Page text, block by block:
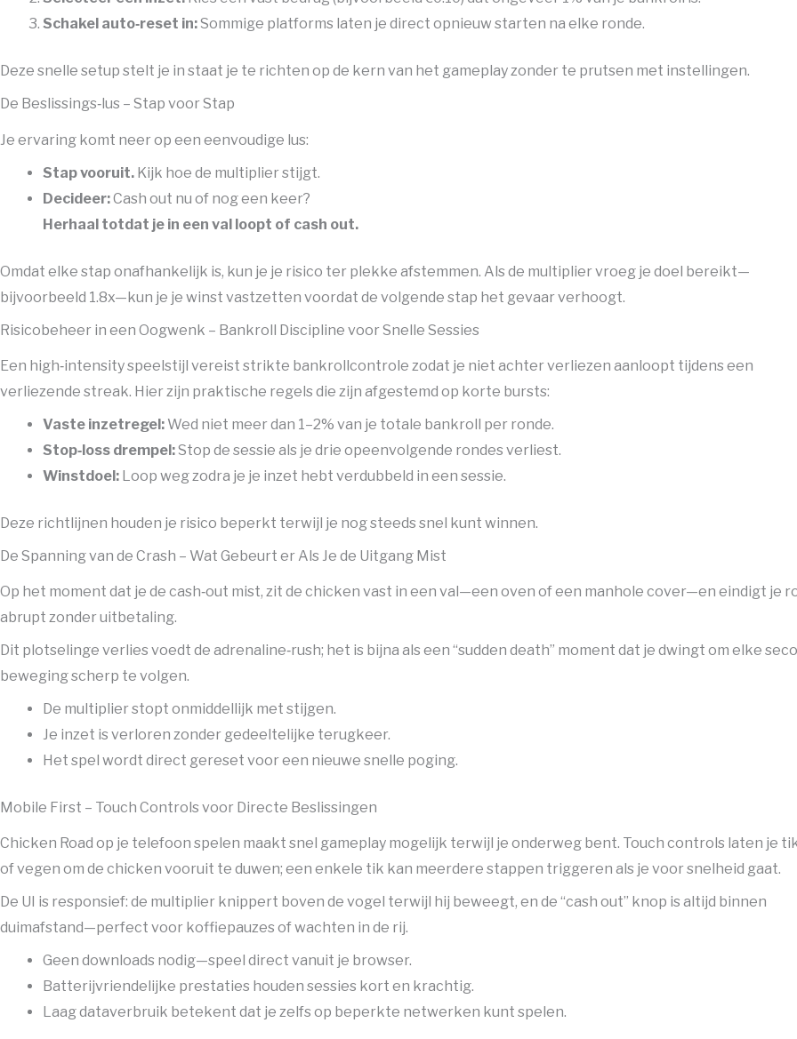
Schakel auto‑reset in:Sommige platforms laten je direct opnieuw starten na elke ronde.
Deze snelle setup stelt je in staat je te richten op de kern van het gameplay zonder te prutsen met instellingen.
De Beslissings‑lus – Stap voor Stap
Je ervaring komt neer op een eenvoudige lus:
Stap vooruit. Kijk hoe de multiplier stijgt.
Decideer:Cash out nu of nog een keer?
Herhaal totdat je in een val loopt of cash out.
Omdat elke stap onafhankelijk is, kun je je risico ter plekke afstemmen. Als de multiplier vroeg je doel bereikt—
bijvoorbeeld 1.8x—kun je je winst vastzetten voordat de volgende stap het gevaar verhoogt.
Risicobeheer in een Oogwenk – Bankroll Discipline voor Snelle Sessies
Een high‑intensity speelstijl vereist strikte bankrollcontrole zodat je niet achter verliezen aanloopt tijdens een
verliezende streak. Hier zijn praktische regels die zijn afgestemd op korte bursts:
Vaste inzetregel: Wed niet meer dan 1–2% van je totale bankroll per ronde.
Stop‑loss drempel:Stop de sessie als je drie opeenvolgende rondes verliest.
Winstdoel: Loop weg zodra je je inzet hebt verdubbeld in een sessie.
Deze richtlijnen houden je risico beperkt terwijl je nog steeds snel kunt winnen.
De Spanning van de Crash – Wat Gebeurt er Als Je de Uitgang Mist
Op het moment dat je de cash‑out mist, zit de chicken vast in een val—een oven of een manhole cover—en eindigt je
abrupt zonder uitbetaling.
Dit plotselinge verlies voedt de adrenaline‑rush; het is bijna als een “sudden death” moment dat je dwingt om elke
beweging scherp te volgen.
De multiplier stopt onmiddellijk met stijgen.
Je inzet is verloren zonder gedeeltelijke terugkeer.
Het spel wordt direct gereset voor een nieuwe snelle poging.
Mobile First – Touch Controls voor Directe Beslissingen
Chicken Road op je telefoon spelen maakt snel gameplay mogelijk terwijl je onderweg bent. Touch controls laten je
of vegen om de chicken vooruit te duwen; een enkele tik kan meerdere stappen triggeren als je voor snelheid gaat.
De UI is responsief: de multiplier knippert boven de vogel terwijl hij beweegt, en de “cash out” knop is altijd binnen
duimafstand—perfect voor koffiepauzes of wachten in de rij.
Geen downloads nodig—speel direct vanuit je browser.
Batterijvriendelijke prestaties houden sessies kort en krachtig.
Laag dataverbruik betekent dat je zelfs op beperkte netwerken kunt spelen.